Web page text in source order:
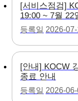
[서비스점검]
19:00 ~ 7월 22
등록일 2026-
[안내] KOCW
종료 안내
등록일 2026-